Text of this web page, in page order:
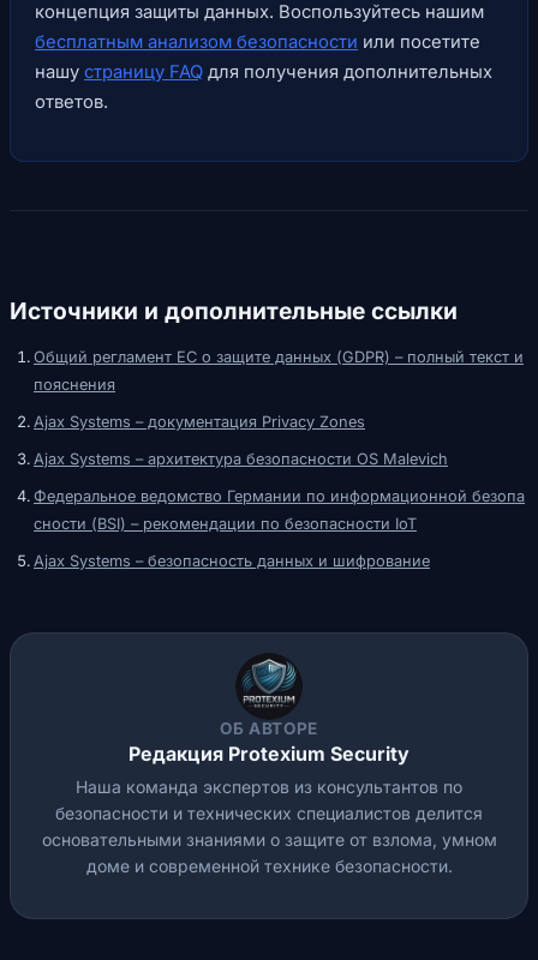
концепция защиты данных. Воспользуйтесь нашим
бесплатным анализом безопасности или посетите
нашу страницу FAQ для получения дополнительных
ответов.
Источники и дополнительные ссылки
Общий регламент ЕС о защите данных (GDPR) – полный текст и
пояснения
Ajax Systems – документация Privacy Zones
Ajax Systems – архитектура безопасности OS Malevich
Федеральное ведомство Германии по информационной безопа
сности (BSI) – рекомендации по безопасности IoT
Ajax Systems – безопасность данных и шифрование
ОБ АВТОРЕ
Редакция Protexium Security
Наша команда экспертов из консультантов по
безопасности и технических специалистов делится
основательными знаниями о защите от взлома, умном
доме и современной технике безопасности.